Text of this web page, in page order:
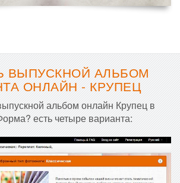
ВЫПУСКНОЙ АЛЬБОМ
ОНЛАЙН - КРУПЕЦ
альбом онлайн Крупец в
есть четыре варианта: